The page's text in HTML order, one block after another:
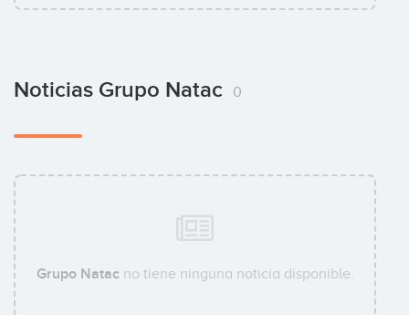
Noticias Grupo Natac 0
Grupo Natac no tiene ninguna noticia disponible.